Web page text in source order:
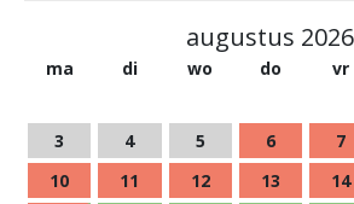
augustus 2026
ma di wo do vr
3
4 5 6 7
10
11 12 13 14